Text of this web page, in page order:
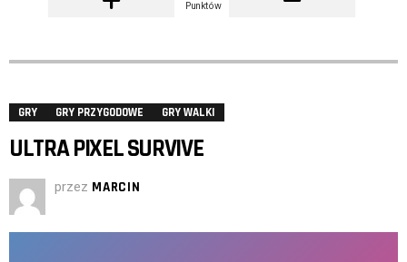
Punktów
GRY GRY PRZYGODOWE GRY WALKI
ULTRA PIXEL SURVIVE
przez MARCIN